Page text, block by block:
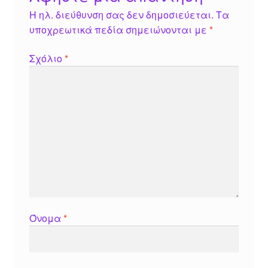
Η ηλ. διεύθυνση σας δεν δημοσιεύεται. Τα
υποχρεωτικά πεδία σημειώνονται με *
Σχόλιο*
Όνομα *